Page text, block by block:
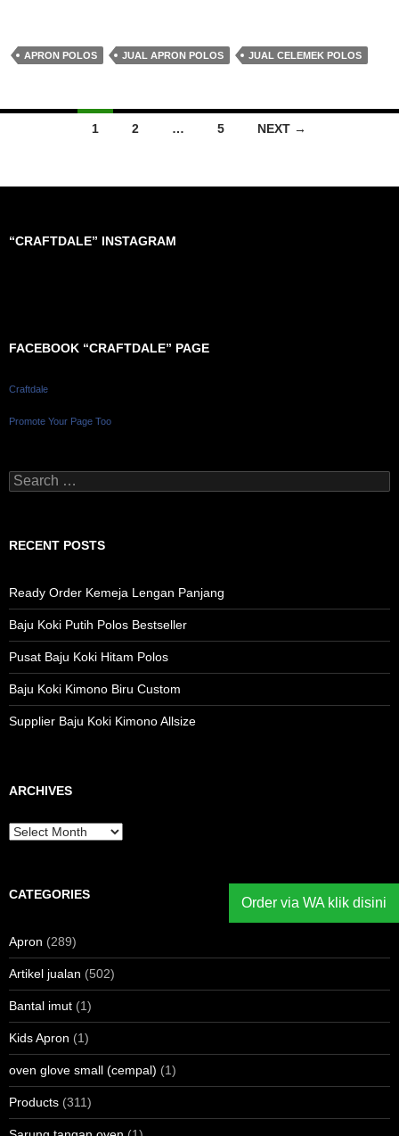
APRON POLOS JUAL APRON POLOS JUAL CELEMEK POLOS
1 2 … 5 NEXT →
“CRAFTDALE” INSTAGRAM
FACEBOOK “CRAFTDALE” PAGE
Craftdale
Promote Your Page Too
Search
for:
RECENT POSTS
Ready Order Kemeja Lengan Panjang
Baju Koki Putih Polos Bestseller
Pusat Baju Koki Hitam Polos
Baju Koki Kimono Biru Custom
Supplier Baju Koki Kimono Allsize
ARCHIVES
Archives
CATEGORIES
Apron (289)
Artikel jualan (502)
Bantal imut (1)
Kids Apron (1)
oven glove small (cempal) (1)
Products (311)
Order via WA klik disini